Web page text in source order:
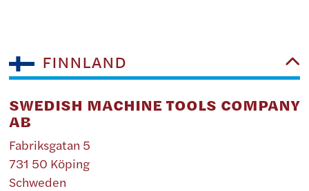
FINNLAND
SWEDISH MACHINE TOOLS COMPANY
AB
Fabriksgatan 5
731 50 Köping
Schweden